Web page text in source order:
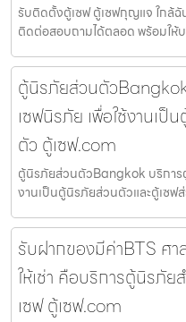
รับติดตั้งตู้เซฟ ตู้เซฟกุญแจ ใกล้
ติดต่อสอบถามได้ตลอด พร้อมให้
ตู้นิรภัยส่วนตัว
เซฟนิรภัย เพื่อใช้งานเ
ตัว ตู้เซฟ.com
ตู้นิรภัยส่วนตัวBangkok บริการ
งานเป็นตู้นิรภัยส่วนตัวและตู้เซฟ
รับฝากของมีค่าBTS ศา
ให้เช่า คือบริการตู้นิรภัย
เซฟ ตู้เซฟ.com